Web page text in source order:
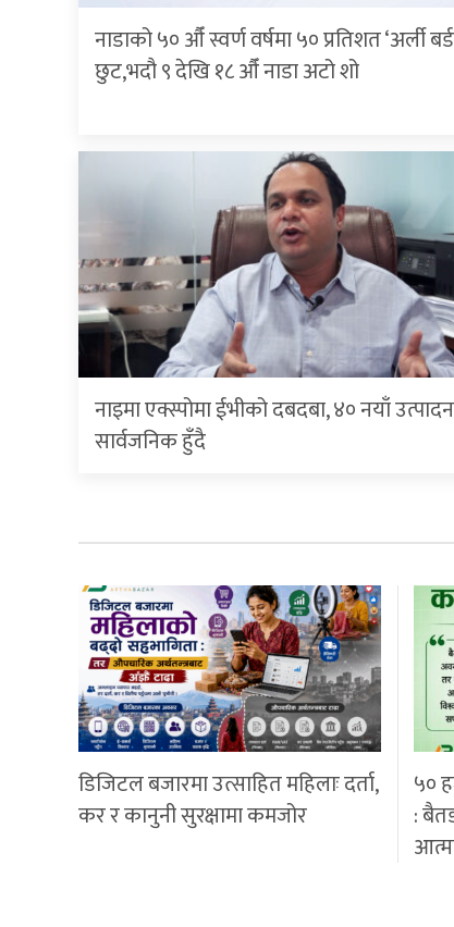
नाडाको ५० औँ स्वर्ण वर्षमा ५० प्रतिशत ‘अर्ली
छुट,भदौ ९ देखि १८ औँ नाडा अटो शो
नाइमा एक्स्पोमा ईभीको दबदबा, ४० नयाँ उत्पादन
सार्वजनिक हुँदै
डिजिटल बजारमा उत्साहित महिलाः दर्ता,
कर र कानुनी सुरक्षामा कमजोर
५०
: